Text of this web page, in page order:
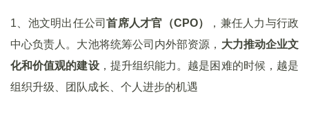
1、池文明出任公司首席人才官（CPO）
，兼任人力与行政
中心负责人。大池将统筹公司内外部资源， 大力推动企业文
化和价值观的建设，提升组织能力。越是困难的时候，越是
组织升级、团队成长、个人进步的机遇